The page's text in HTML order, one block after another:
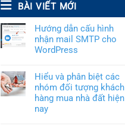
BÀI VIẾT MỚI
Hướng dẫn cấu hình
nhận mail SMTP cho
WordPress
Hiểu và phân biệt các
nhóm đối tượng khách
hàng mua nhà đất hiện
nay